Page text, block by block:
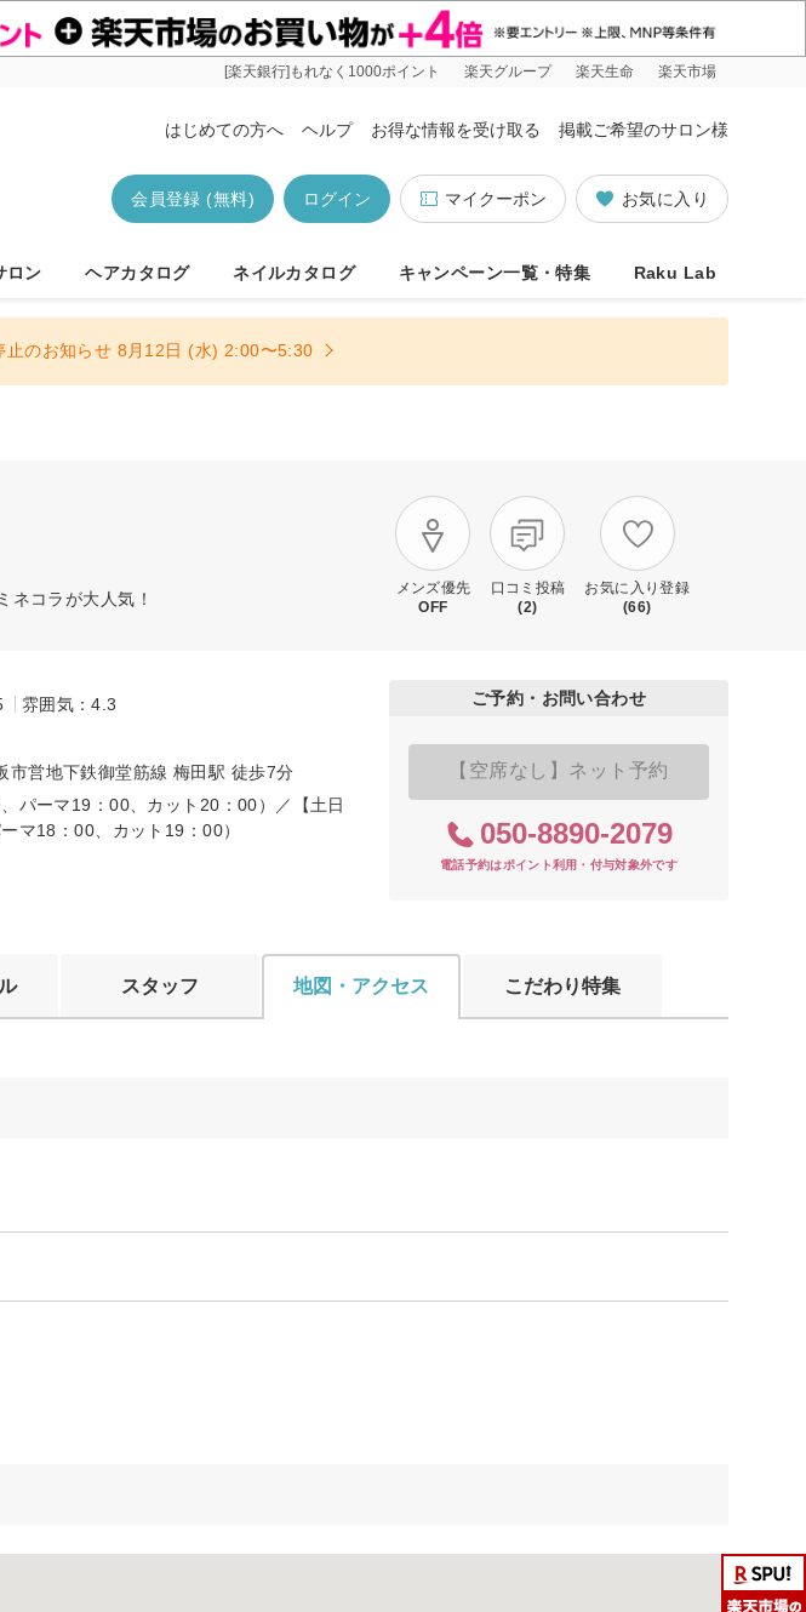
[楽天銀行]もれなく1000ポイント 楽天グループ 楽天生命 楽天市場
はじめての方へ ヘルプ お得な情報を受け取る 掲載ご希望のサロン様
お気に入り
マイクーポン
ログイン
会員登録 (無料)
ロン ヘアカタログ ネイルカタログ キャンペーン一覧・特集 Raku Lab
止のお知らせ 8月12日 (水) 2:00〜5:30
ネコラが大人気！
メンズ優先
OFF
口コミ投稿
(2)
お気に入り登録
(66)
雰囲気：4.3
市営地下鉄御堂筋線 梅田駅 徒歩7分
パーマ19：00、カット20：00）／【土日
マ18：00、カット19：00）
ご予約・お問い合わせ
【空席なし】ネット予約
050-8890-2079
電話予約はポイント利用・付与対象外です
スタッフ 地図・アクセス こだわり特集